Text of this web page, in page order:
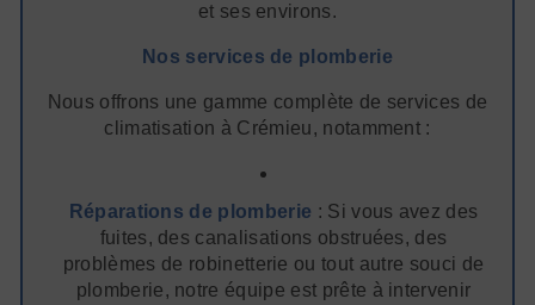
et ses environs.
Nos services de plomberie
Nous offrons une gamme complète de services de
climatisation à Crémieu, notamment :
Réparations de plomberie : Si vous avez des
fuites, des canalisations obstruées, des
problèmes de robinetterie ou tout autre souci de
plomberie, notre équipe est prête à intervenir